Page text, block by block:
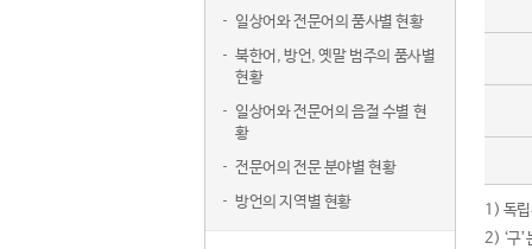
일상어와 전문어의 품사별 현황
북한어, 방언, 옛말 범주의 품사별
현황
일상어와 전문어의 음절 수별 현
황
전문어의 전문 분야별 현황
방언의 지역별 현황
1) 독립
2) ‘구